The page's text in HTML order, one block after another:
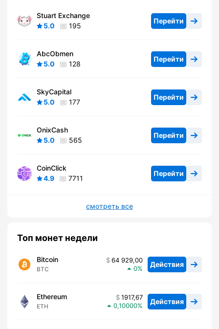
Stuart Exchange
5.0
195
Перейти
AbcObmen
5.0
128
Перейти
SkyCapital
5.0
177
Перейти
OnixCash
5.0
565
Перейти
CoinClick
4.9
7711
Перейти
смотреть все
Топ монет недели
Bitcoin
BTC
64 929,00
0
Действия
Ethereum
ETH
1917,67
0,10000
Действия